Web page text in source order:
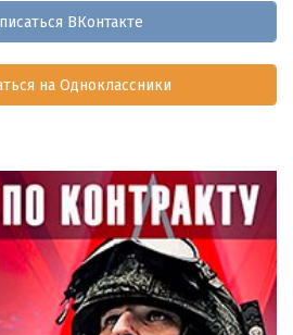
ВКонтакте
на Одноклассники